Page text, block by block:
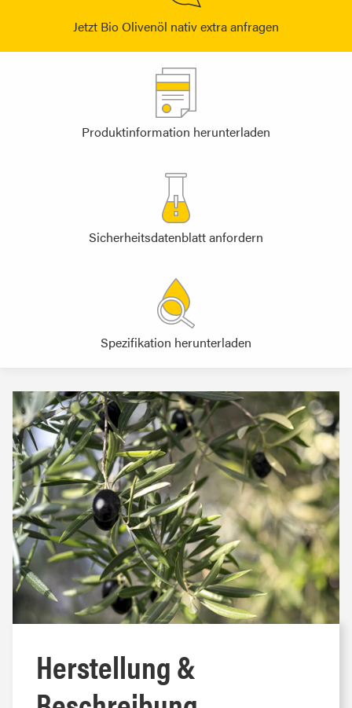
Jetzt Bio Olivenöl nativ extra anfragen
Produktinformation herunterladen
Sicherheitsdatenblatt anfordern
Spezifikation herunterladen
Herstellung &